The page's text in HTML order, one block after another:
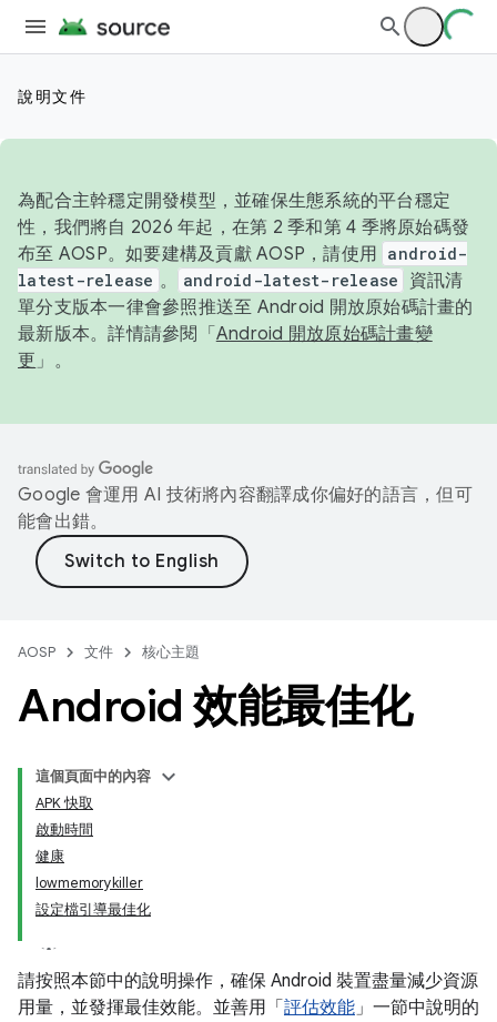
說明文件
為配合主幹穩定開發模型，並確保生態系統的平台穩定
性，我們將自 2026 年起，在第 2 季和第 4 季將原始碼發
布至 AOSP。如要建構及貢獻 AOSP，請使用 android-
latest-release 。 android-latest-release
資訊清
單分支版本一律會參照推送至 Android 開放原始碼計畫的
最新版本。詳情請參閱「 Android 開放原始碼計畫變
更 」。
Google 會運用 AI 技術將內容翻譯成你偏好的語言，但可
能會出錯。
AOSP 文件 核心主題
Android 效能最佳化
這個頁面中的內容
APK 快取
啟動時間
健康
lowmemorykiller
設定檔引導最佳化
請按照本節中的說明操作，確保 Android 裝置盡量減少資源
用量，並發揮最佳效能。並善用「 評估效能」一節中說明的